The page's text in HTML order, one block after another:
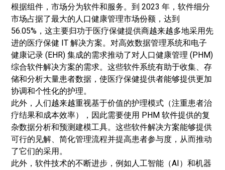
根据组件，市场分为软件和服务。到 2023 年，软件细分
市场占据了最大的人口健康管理市场份额，达到
56.05%，这主要归功于医疗保健提供商越来越多地采用先
进的医疗保健 IT 解决方案。对高效数据管理系统和电子
健康记录 (EHR) 集成的需求推动了对人口健康管理 (PHM)
综合软件解决方案的需求。这些软件系统有助于收集、存
储和分析大量患者数据，使医疗保健提供者能够提供更加
协调和个性化的护理。
此外，人们越来越重视基于价值的护理模式（注重患者治
疗结果和成本效率），因此需要使用 PHM 软件提供的复
杂数据分析和预测建模工具。这些软件解决方案能够提供
可行的见解、简化管理流程并提高患者参与度，从而推动
了它们的采用。
此外，软件技术的不断进步，例如人工智能（AI）和机器